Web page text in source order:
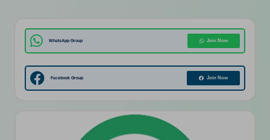
WhatsApp Group Join Now
Facebook Group Join Now